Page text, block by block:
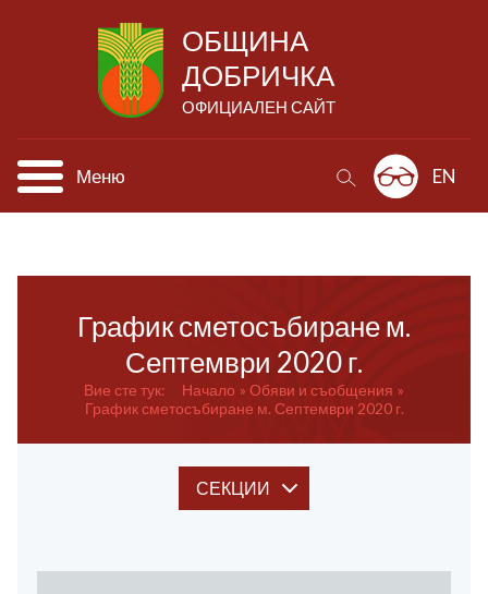
ОБЩИНА
ДОБРИЧКА
ОФИЦИАЛЕН САЙТ
Меню EN
График сметосъбиране м.
Септември 2020 г.
Вие сте тук: Начало
Обяви и съобщения
График сметосъбиране м. Септември 2020 г.
СЕКЦИИ